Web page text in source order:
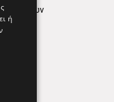
ή